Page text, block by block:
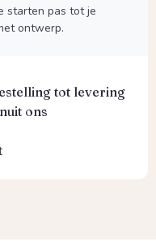
starten pas tot je
ontwerp.
tot levering
ons